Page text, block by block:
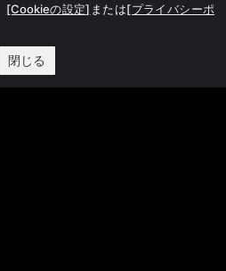
[Cookieの設定] または[プライバシーポ
閉じる